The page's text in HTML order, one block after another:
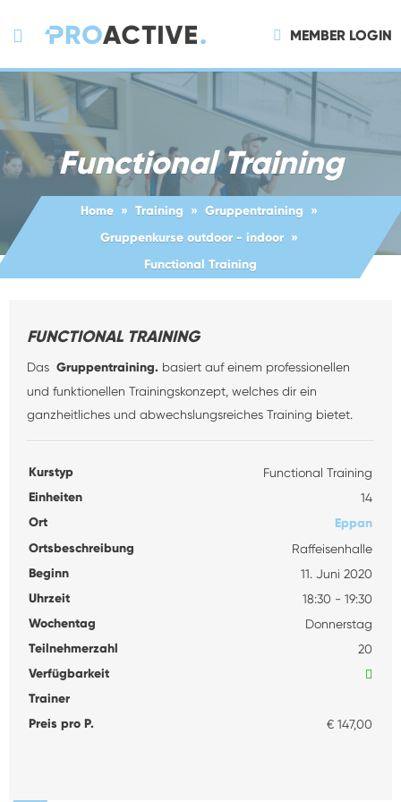
MEMBER LOGIN
Functional Training
Home Training
Gruppentraining
Gruppenkurse outdoor - indoor
Functional Training
FUNCTIONAL TRAINING
Das Gruppentraining. basiert auf einem professionellen
und funktionellen Trainingskonzept, welches dir ein
ganzheitliches und abwechslungsreiches Training bietet.
Kurstyp Functional Training
Einheiten 14
Ort
Eppan
Ortsbeschreibung
Raffeisenhalle
Beginn 11. Juni 2020
Uhrzeit 18:30 - 19:30
Wochentag Donnerstag
Teilnehmerzahl 20
Verfügbarkeit
Trainer
Preis pro P.
€ 147,00